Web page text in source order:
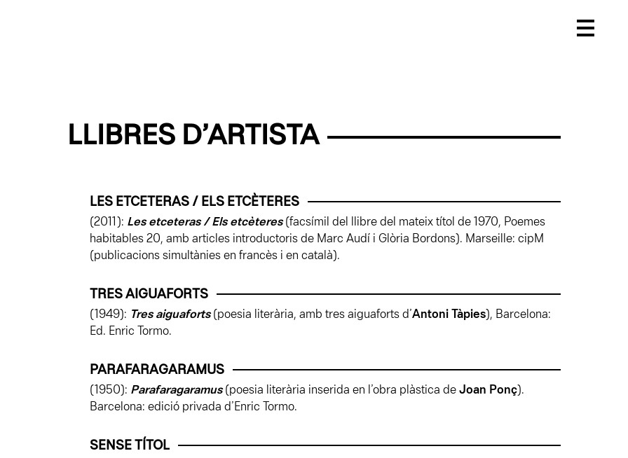
LLIBRES D’ARTISTA
LES ETCETERAS / ELS ETCÈTERES
(2011): Les etceteras / Els etcèteres(facsímil del llibre del mateix títol de 1970, Poemes
habitables 20, amb articles introductoris de Marc Audí i Glòria Bordons). Marseille: cipM
(publicacions simultànies en francès i en català).
TRES AIGUAFORTS
(1949): Tres aiguaforts(poesia literària, amb tres aiguaforts d’ Antoni Tàpies), Barcelona:
Ed. Enric Tormo.
PARAFARAGARAMUS
(1950): Parafaragaramus(poesia literària inserida en l’obra plàstica de Joan Ponç).
Barcelona: edició privada d’Enric Tormo.
SENSE TÍTOL